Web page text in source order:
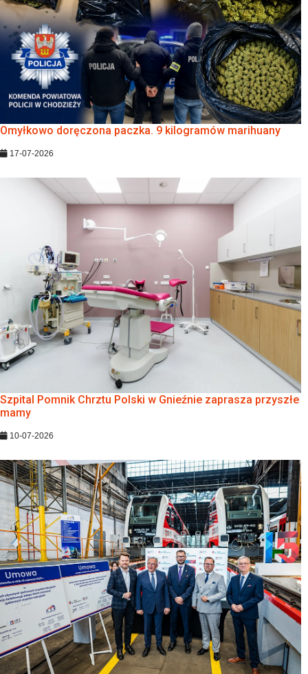
Omyłkowo doręczona paczka. 9 kilogramów marihuany
17-07-2026
Szpital Pomnik Chrztu Polski w Gnieźnie zaprasza przyszłe
mamy
10-07-2026